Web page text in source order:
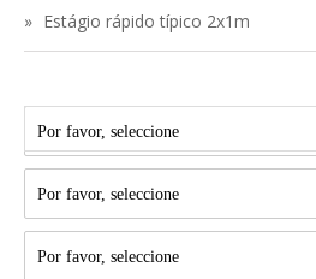
» Estágio rápido típico 2x1m
Por favor, seleccione
Por favor, seleccione
Por favor, seleccione